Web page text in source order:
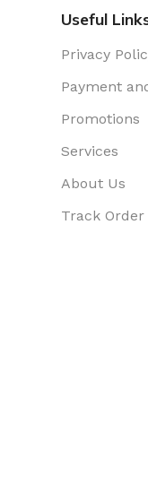
Useful
Privacy
Payment
Promotions
Services
About Us
Track Order